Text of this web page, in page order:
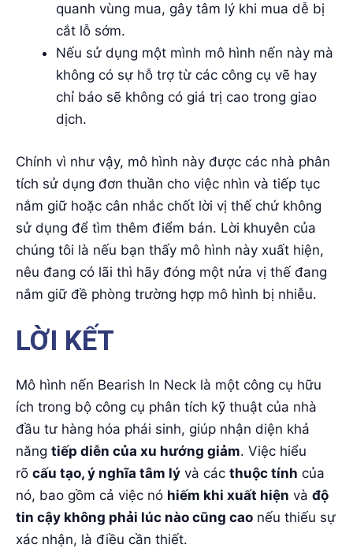
quanh vùng mua, gây tâm lý khi mua dễ bị
cắt lỗ sớm.
Nếu sử dụng một mình mô hình nến này mà
không có sự hỗ trợ từ các công cụ vẽ hay
chỉ báo sẽ không có giá trị cao trong giao
dịch.
Chính vì như vậy, mô hình này được các nhà phân
tích sử dụng đơn thuần cho việc nhìn và tiếp tục
nắm giữ hoặc cân nhắc chốt lời vị thế chứ không
sử dụng để tìm thêm điểm bán. Lời khuyên của
chúng tôi là nếu bạn thấy mô hình này xuất hiện,
nêu đang có lãi thì hãy đóng một nửa vị thế đang
nắm giữ đề phòng trường hợp mô hình bị nhiễu.
LỜI KẾT
Mô hình nến Bearish In Neck là một công cụ hữu
ích trong bộ công cụ phân tích kỹ thuật của nhà
đầu tư hàng hóa phái sinh, giúp nhận diện khả
năng tiếp diễn của xu hướng giảm. Việc hiểu
rõ cấu tạo, ý nghĩa tâm lý và các thuộc tính của
nó, bao gồm cả việc nó hiếm khi xuất hiện và độ
tin cậy không phải lúc nào cũng cao nếu thiếu sự
xác nhận, là điều cần thiết.